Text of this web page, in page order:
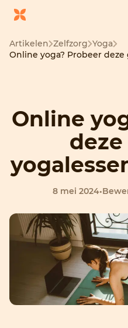
Artikelen Zelfzorg Yoga
Online yoga? Probeer
Online
8 mei 2024•